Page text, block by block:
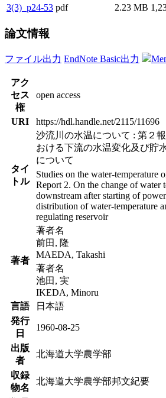
3(3)_p24-53 pdf 2.23 MB
論文情報
ファイル出力 EndNote Basic出力
アク
セス
権
open access
URI https://hdl.handle.net/2115/11696
タイ
トル
沙流川の水温について : 第２
おける下流の水温変化及び貯
について
Studies on the water-temperature
Report 2. On the change of water
downstream after starting of
distribution of water-temperature
regulating reservoir
著者
著者名
前田, 隆
MAEDA, Takashi
著者名
池田, 実
IKEDA, Minoru
言語
日本語
発行
日
1960-08-25
出版
者
北海道大学農学部
収録
物名
北海道大学農学部邦文紀要